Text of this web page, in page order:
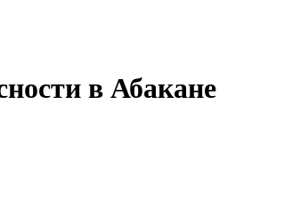
в Абакане